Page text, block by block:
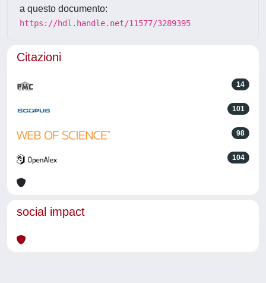
a questo documento:
https://hdl.handle.net/11577/3289395
Citazioni
14
101
98
104
social impact